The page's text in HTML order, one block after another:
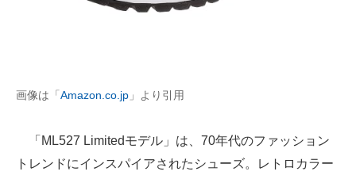
画像は「 Amazon.co.jp 」より引用
「ML527 Limitedモデル」は、70年代のファッション
トレンドにインスパイアされたシューズ。レトロカラー